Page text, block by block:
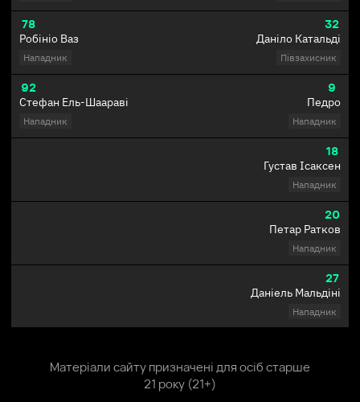
78
Робініо Ваз
Нападник
92
Стефан Ель-Шаараві
Нападник
32
Даніло Катальді
Півзахисник
9
Педро
Нападник
18
Густав Ісаксен
Нападник
20
Петар Ратков
Нападник
27
Даніель Мальдіні
Нападник
Матеріали сайту призначені для осіб старше
21 року (21+)